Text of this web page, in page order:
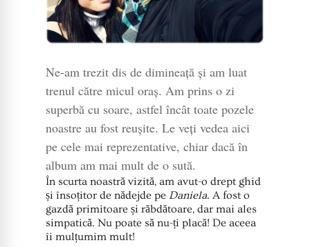
Ne-am trezit dis de dimineață și am luat
trenul către micul oraș. Am prins o zi
superbă cu soare, astfel încât toate pozele
noastre au fost reușite. Le veți vedea aici
pe cele mai reprezentative, chiar dacă în
album am mai mult de o sută.
În scurta noastră vizită, am avut-o drept ghid
și însoțitor de nădejde pe Daniela. A fost o
gazdă primitoare și răbdătoare, dar mai ales
simpatică. Nu poate să nu-ți placă! De aceea
îi mulțumim mult!